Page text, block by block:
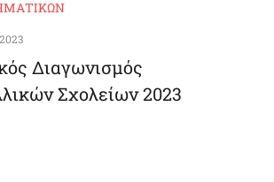
Διαγωνισμός
Σχολείων 2023